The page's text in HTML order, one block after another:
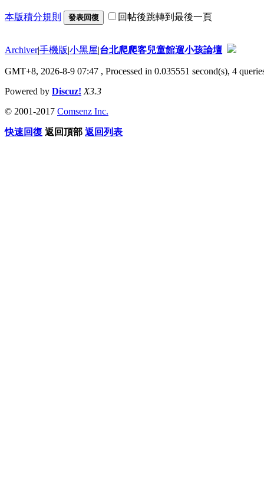
本版積分規則 發表回復 回帖後跳轉到最後一頁
Archiver|手機版|小黑屋|台北爬爬客兒童館遛小孩論壇
GMT+8, 2026-8-9 07:47 , Processed in 0.035551 second(s), 4
Powered by Discuz! X3.3
© 2001-2017 Comsenz Inc.
快速回復 返回頂部 返回列表